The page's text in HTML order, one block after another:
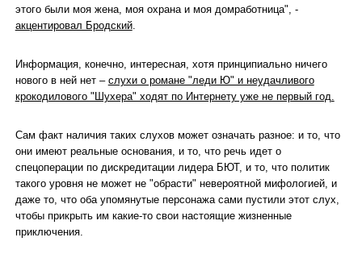
этого были моя жена, моя охрана и моя домработница", -
акцентировал Бродский.
Информация, конечно, интересная, хотя принципиально ничего
нового в ней нет – слухи о романе "леди Ю" и неудачливого
крокодилового "Шухера" ходят по Интернету уже не первый год.
Сам факт наличия таких слухов может означать разное: и то, что
они имеют реальные основания, и то, что речь идет о
спецоперации по дискредитации лидера БЮТ, и то, что политик
такого уровня не может не "обрасти" невероятной мифологией, и
даже то, что оба упомянутые персонажа сами пустили этот слух,
чтобы прикрыть им какие-то свои настоящие жизненные
приключения.